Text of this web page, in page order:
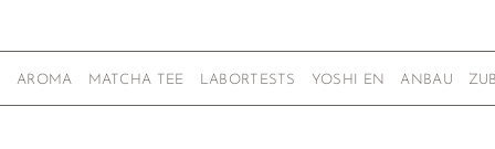
AROMA MATCHA TEE LABORTESTS YOSHI EN ANBAU